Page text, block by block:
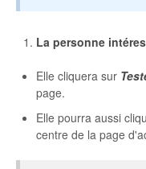
La personne
Elle cliquera sur
page.
Elle pourra aussi
centre de la page